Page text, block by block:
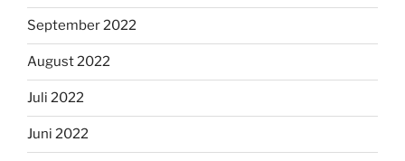
September 2022
August 2022
Juli 2022
Juni 2022